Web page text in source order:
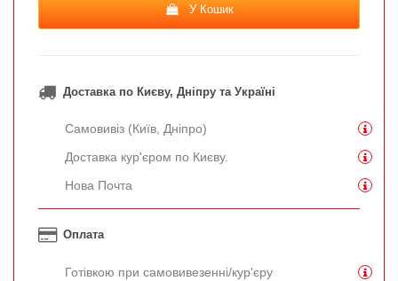
У Кошик
Доставка по Києву, Дніпру та Україні
Самовивіз (Київ, Дніпро)
Доставка кур'єром по Києву.
Нова Почта
Оплата
Готівкою при самовивезенні/кур'єру